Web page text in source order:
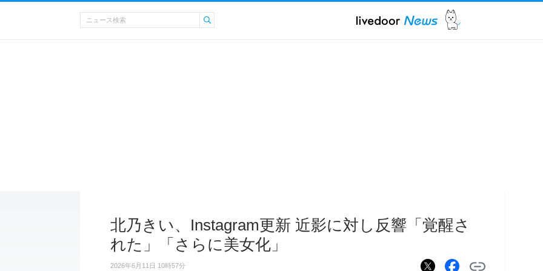
北乃きい、Instagram更新 近影に対し反響「覚醒さ
れた」「さらに美女化」
2026年6月11日 10時57分